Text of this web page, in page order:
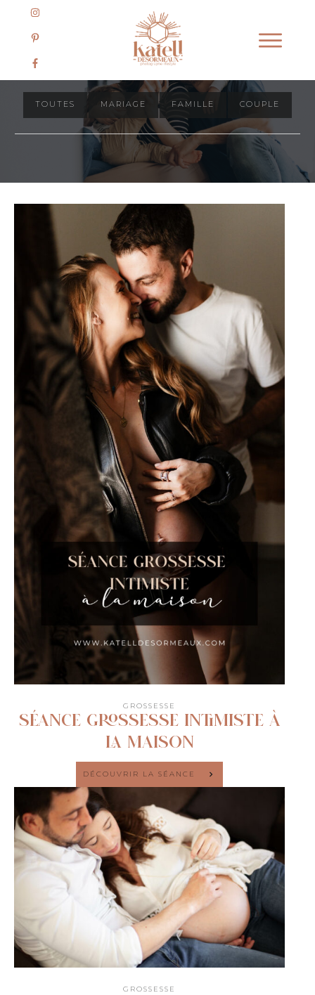
Journal des séances
TOUTES MARIAGE FAMILLE COUPLE
GROSSESSE
Séance grossesse intimiste à
la maison
DÉCOUVRIR LA SÉANCE
GROSSESSE